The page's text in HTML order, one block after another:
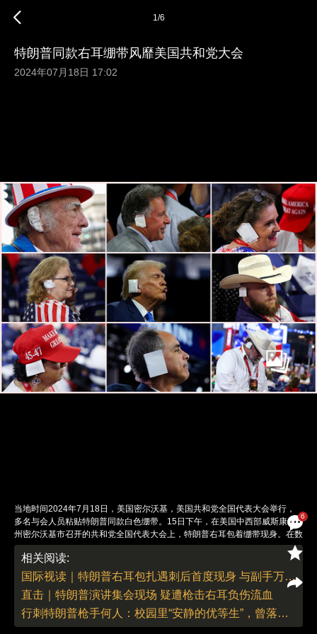
6
1/6
特朗普同款右耳绷带风靡美国共和党大会
2024年07月18日 17:02
当地时间2024年7月18日，美国密尔沃基，美国共和党全国代表大会举行，
多名与会人员粘贴特朗普同款白色绷带。15日下午，在美国中西部威斯康星
州密尔沃基市召开的共和党全国代表大会上，特朗普右耳包着绷带现身。在数
天前遭到枪击而幸存的前总统特朗普，以压倒性优势收到了半数以上共和党全
国代表的选票，被正式提名为2024年美国总统选举共和党候选人。图：IC
photo
责任编辑：董德 | 版面编辑：李丛汛
相关阅读:
国际视读｜特朗普右耳包扎遇刺后首度现身 与副手万斯同台亮相共和党全国大会
直击｜特朗普演讲集会现场 疑遭枪击右耳负伤流血
行刺特朗普枪手何人：校园里“安静的优等生”，曾落选高中步枪队